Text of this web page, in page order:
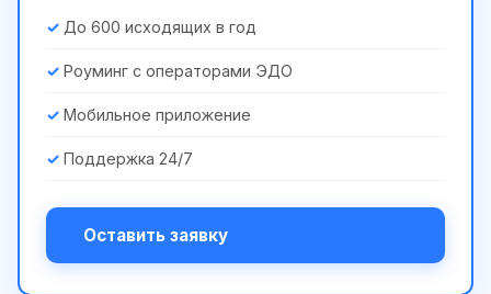
До 600 исходящих в год
Роуминг с операторами ЭДО
Мобильное приложение
Поддержка 24/7
Оставить заявку